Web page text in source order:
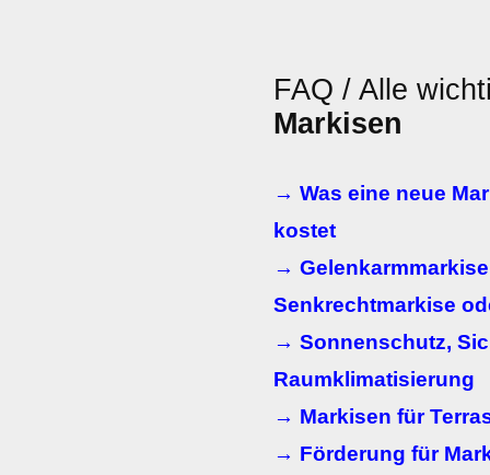
FAQ / Alle
Markisen
→ Was eine neue
kostet
→
Senkrechtmarkise
→ Sonnenschutz,
Raumklimatisierung
→ Markisen für
→ Förderung für